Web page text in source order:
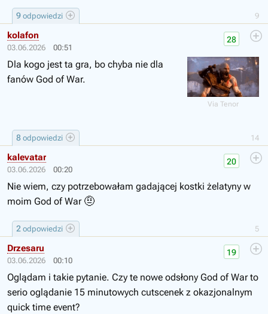
9
9 odpowiedzi
03.06.2026 00:51
14
28
8 odpowiedzi
kolafon
Via Tenor
Dla kogo jest ta gra, bo chyba nie dla
fanów God of War.
03.06.2026 00:20
5
20
2 odpowiedzi
kalevatar
Nie wiem, czy potrzebowałam gadającej kostki żelatyny w
moim God of War 🤨
03.06.2026 00:10
19
Drzesaru
Oglądam i takie pytanie. Czy te nowe odsłony God of War to
serio oglądanie 15 minutowych cutscenek z okazjonalnym
quick time event?